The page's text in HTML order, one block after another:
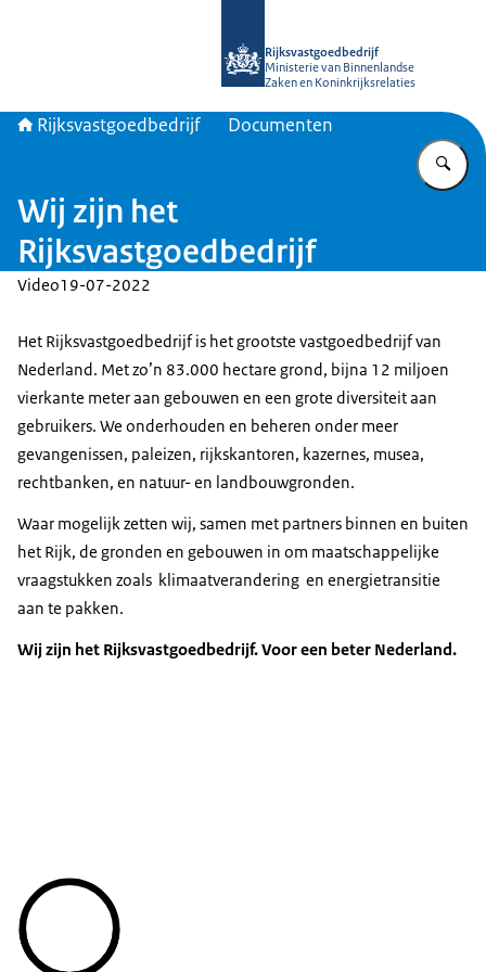
Rijksvastgoedbedrijf
Ministerie van Binnenlandse
Zaken en Koninkrijksrelaties
Rijksvastgoedbedrijf Documenten
Wij zijn het
Rijksvastgoedbedrijf
Video19-07-2022
Het Rijksvastgoedbedrijf is het grootste vastgoedbedrijf van
Nederland. Met zo’n 83.000 hectare grond, bijna 12 miljoen
vierkante meter aan gebouwen en een grote diversiteit aan
gebruikers. We onderhouden en beheren onder meer
gevangenissen, paleizen, rijkskantoren, kazernes, musea,
rechtbanken, en natuur- en landbouwgronden.
Waar mogelijk zetten wij, samen met partners binnen en buiten
het Rijk, de gronden en gebouwen in om maatschappelijke
vraagstukken zoals klimaatverandering en energietransitie
aan te pakken.
Wij zijn het Rijksvastgoedbedrijf. Voor een beter Nederland.